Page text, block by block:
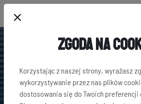
Zgoda na
Korzystając z naszej strony, wyrażasz
wykorzystywanie przez nas plików
dostosowania się do Twoich preferencji